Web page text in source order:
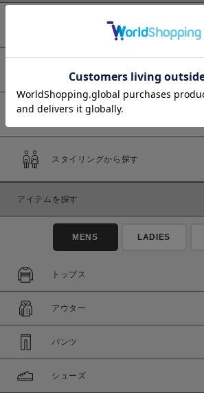
商品タイプ
通常商品
セール価格
在庫
在庫あり
予約商品
スタイリングから探す
アイテムを探す
MENS LADIES
トップス
アウター
パンツ
シューズ